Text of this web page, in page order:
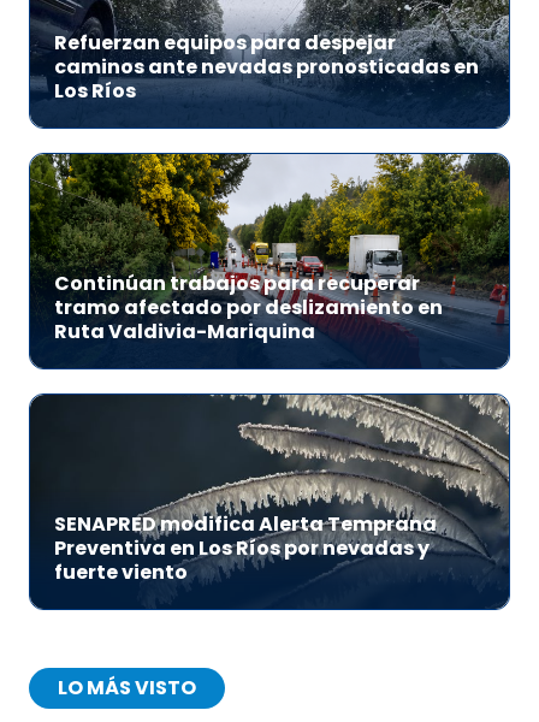
Refuerzan equipos para despejar
caminos ante nevadas pronosticadas en
Los Ríos
Continúan trabajos para recuperar
tramo afectado por deslizamiento en
Ruta Valdivia-Mariquina
SENAPRED modifica Alerta Temprana
Preventiva en Los Ríos por nevadas y
fuerte viento
LO MÁS VISTO